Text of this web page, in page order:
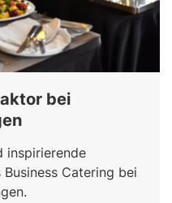
bei
inspirierende
Catering bei